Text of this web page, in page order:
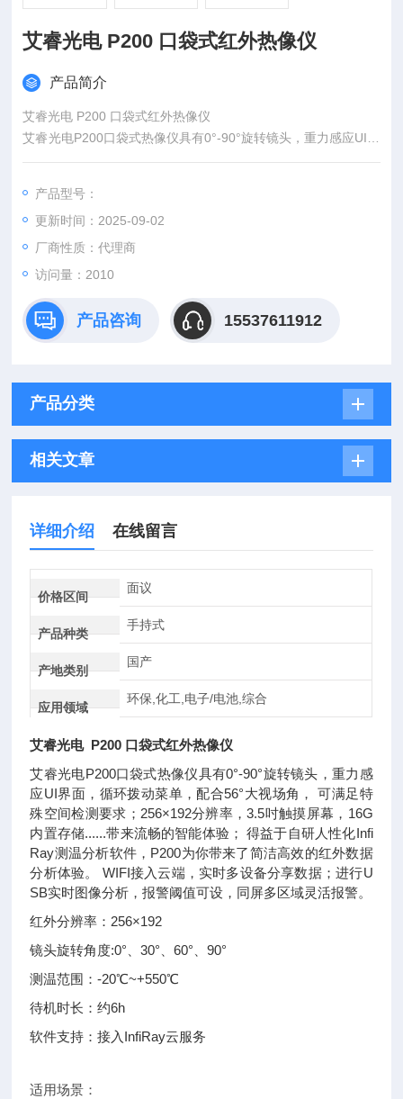
艾睿光电 P200 口袋式红外热像仪
产品简介
艾睿光电 P200 口袋式红外热像仪
艾睿光电P200口袋式热像仪具有0°-90°旋转镜头，重力感应UI界
面，循环拨动菜单，配合56°大视场角， 可满足特殊空间检测要
畅的智能体验； 得益于自研人性化InfiRay测温分析软件，P200
为你带来了简洁高效的红外数据分析体验。
产品型号：
更新时间：2025-09-02
厂商性质：代理商
访问量：2010
产品咨询 15537611912
产品分类
相关文章
详细介绍 在线留言
价格区间
面议
产品种类
手持式
产地类别
国产
应用领域
环保,化工,电子/电池,综合
艾睿光电 P200 口袋式红外热像仪
艾睿光电P200口袋式热像仪具有0°-90°旋转镜头，重力感
应UI界面，循环拨动菜单，配合56°大视场角， 可满足特
殊空间检测要求；256×192分辨率，3.5吋触摸屏幕，16G
内置存储......带来流畅的智能体验； 得益于自研人性化Infi
Ray测温分析软件，P200为你带来了简洁高效的红外数据
分析体验。 WIFI接入云端，实时多设备分享数据；进行U
SB实时图像分析，报警阈值可设，同屏多区域灵活报警。
红外分辨率：256×192
镜头旋转角度:0°、30°、60°、90°
测温范围：-20℃~+550℃
待机时长：约6h
软件支持：接入InfiRay云服务
适用场景：